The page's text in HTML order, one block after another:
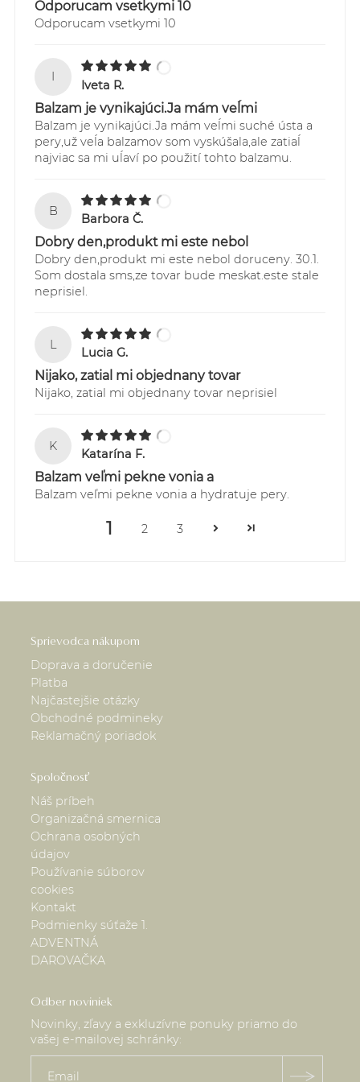
https://online.gls-slovakia.sk/index.php
Odporucam vsetkymi 10
Odporucam vsetkymi 10
Iveta R.
Balzam je vynikajúci.Ja mám veĺmi
Balzam je vynikajúci.Ja mám veĺmi suché ústa a
pery,už veĺa balzamov som vyskúšala,ale zatiaĺ
najviac sa mi uĺaví po použití tohto balzamu.
B
Barbora Č.
Dobry den,produkt mi este nebol
Dobry den,produkt mi este nebol doruceny. 30.1.
Som dostala sms,ze tovar bude meskat.este stale
neprisiel.
L
Lucia G.
Nijako, zatial mi objednany tovar
Nijako, zatial mi objednany tovar neprisiel
K
Katarína F.
Balzam veľmi pekne vonia a
Balzam veľmi pekne vonia a hydratuje pery.
1 2 3
Sprievodca nákupom
Doprava a doručenie
Platba
Najčastejšie otázky
Obchodné podmineky
Reklamačný poriadok
Spoločnosť
Náš príbeh
Organizačná smernica
Ochrana osobných
údajov
Používanie súborov
cookies
Kontakt
Podmienky súťaže 1.
ADVENTNÁ
DAROVAČKA
Odber noviniek
Novinky, zľavy a exkluzívne ponuky priamo do
vašej e-mailovej schránky: